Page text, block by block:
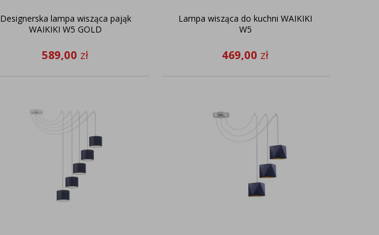
Designerska lampa wisząca pająk
WAIKIKI W5 GOLD
589,00 zł
Lampa wisząca do kuchni WAIKIKI
W5
469,00 zł